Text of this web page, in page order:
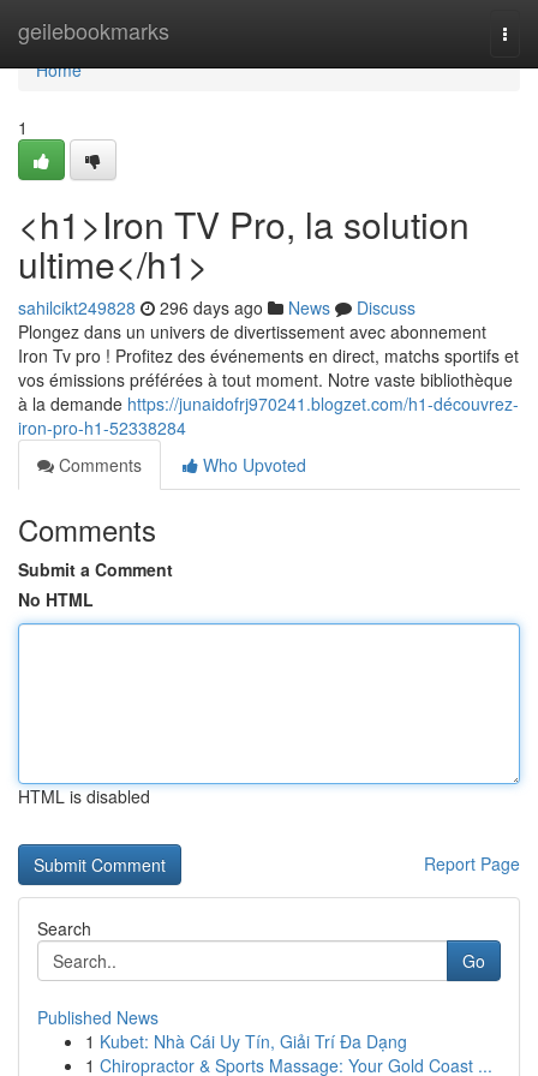
geilebookmarks
Home
Home
1
<h1>Iron TV Pro, la solution
ultime</h1>
sahilcikt249828 296 days ago News
Discuss
Plongez dans un univers de divertissement avec abonnement
Iron Tv pro ! Profitez des événements en direct, matchs sportifs et
vos émissions préférées à tout moment. Notre vaste bibliothèque
à la demande https://junaidofrj970241.blogzet.com/h1-découvrez-
iron-pro-h1-52338284
Comments
Who Upvoted
Comments
Submit a Comment
No HTML
HTML is disabled
Report Page
Search
Go
Published News
1 Kubet: Nhà Cái Uy Tín, Giải Trí Đa Dạng
1 Chiropractor & Sports Massage: Your Gold Coast ...